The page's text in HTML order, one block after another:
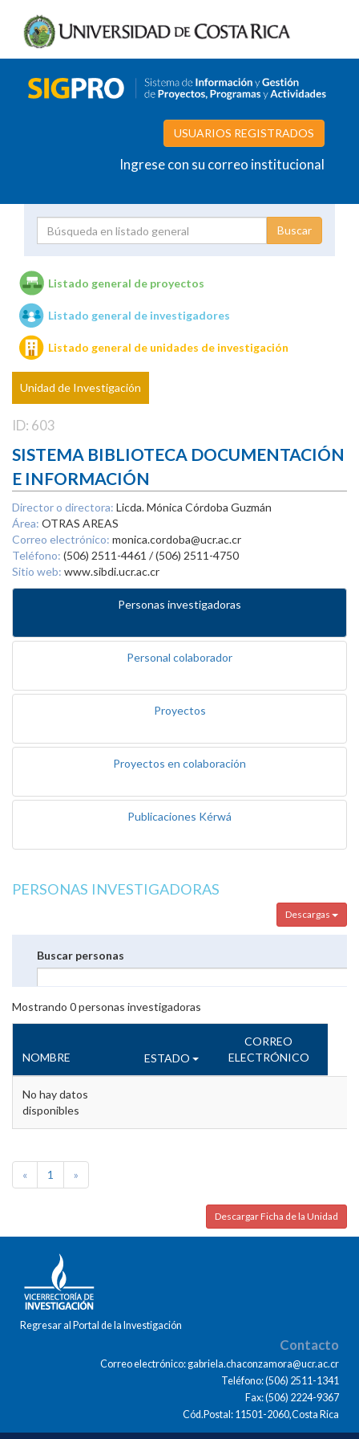
USUARIOS REGISTRADOS
Ingrese con su correo institucional
Unidades de investigación
Listado general de proyectos
Listado general de investigadores
Listado general de unidades de investigación
Unidad de Investigación
ID: 603
SISTEMA BIBLIOTECA DOCUMENTACIÓN
E INFORMACIÓN
Director o directora: Licda. Mónica Córdoba Guzmán
Área: OTRAS AREAS
Correo electrónico: monica.cordoba@ucr.ac.cr
Teléfono: (506) 2511-4461 / (506) 2511-4750
Sitio web: www.sibdi.ucr.ac.cr
Personas investigadoras
Personal colaborador
Proyectos
Proyectos en colaboración
Publicaciones Kérwá
PERSONAS INVESTIGADORAS
Descargas
Buscar personas
Mostrando 0personas investigadoras
NOMBRE ESTADO
CORREO
ELECTRÓNICO
No hay datos
disponibles
« 1 »
Descargar Ficha de la Unidad
Regresar al Portal de la Investigación
Contacto
Correo electrónico: gabriela.chaconzamora@ucr.ac.cr
Teléfono: (506) 2511-1341
Fax: (506) 2224-9367
Cód.Postal: 11501-2060,Costa Rica